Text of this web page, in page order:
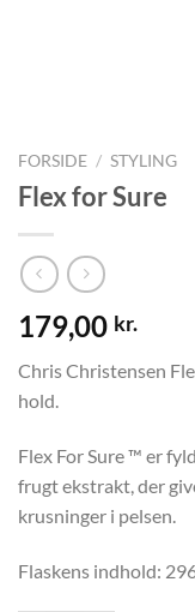
FORSIDE / STYLING
Flex for Sure
179,00 kr.
Chris Christensen
hold.
Flex For Sure ™ er
frugt ekstrakt, der
krusninger i pelsen.
Flaskens indhold: